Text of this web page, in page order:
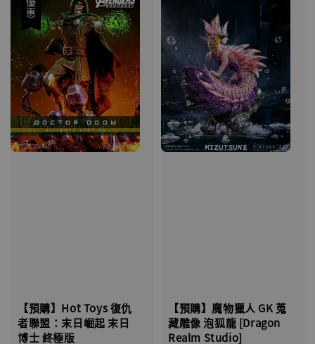
優惠
【預購】Hot Toys 復仇
者聯盟：末日崛起 末日
博士 終極版
【預購】魔物獵人 GK 蒐
藏雕像 泡狐龍 [Dragon
Realm Studio]